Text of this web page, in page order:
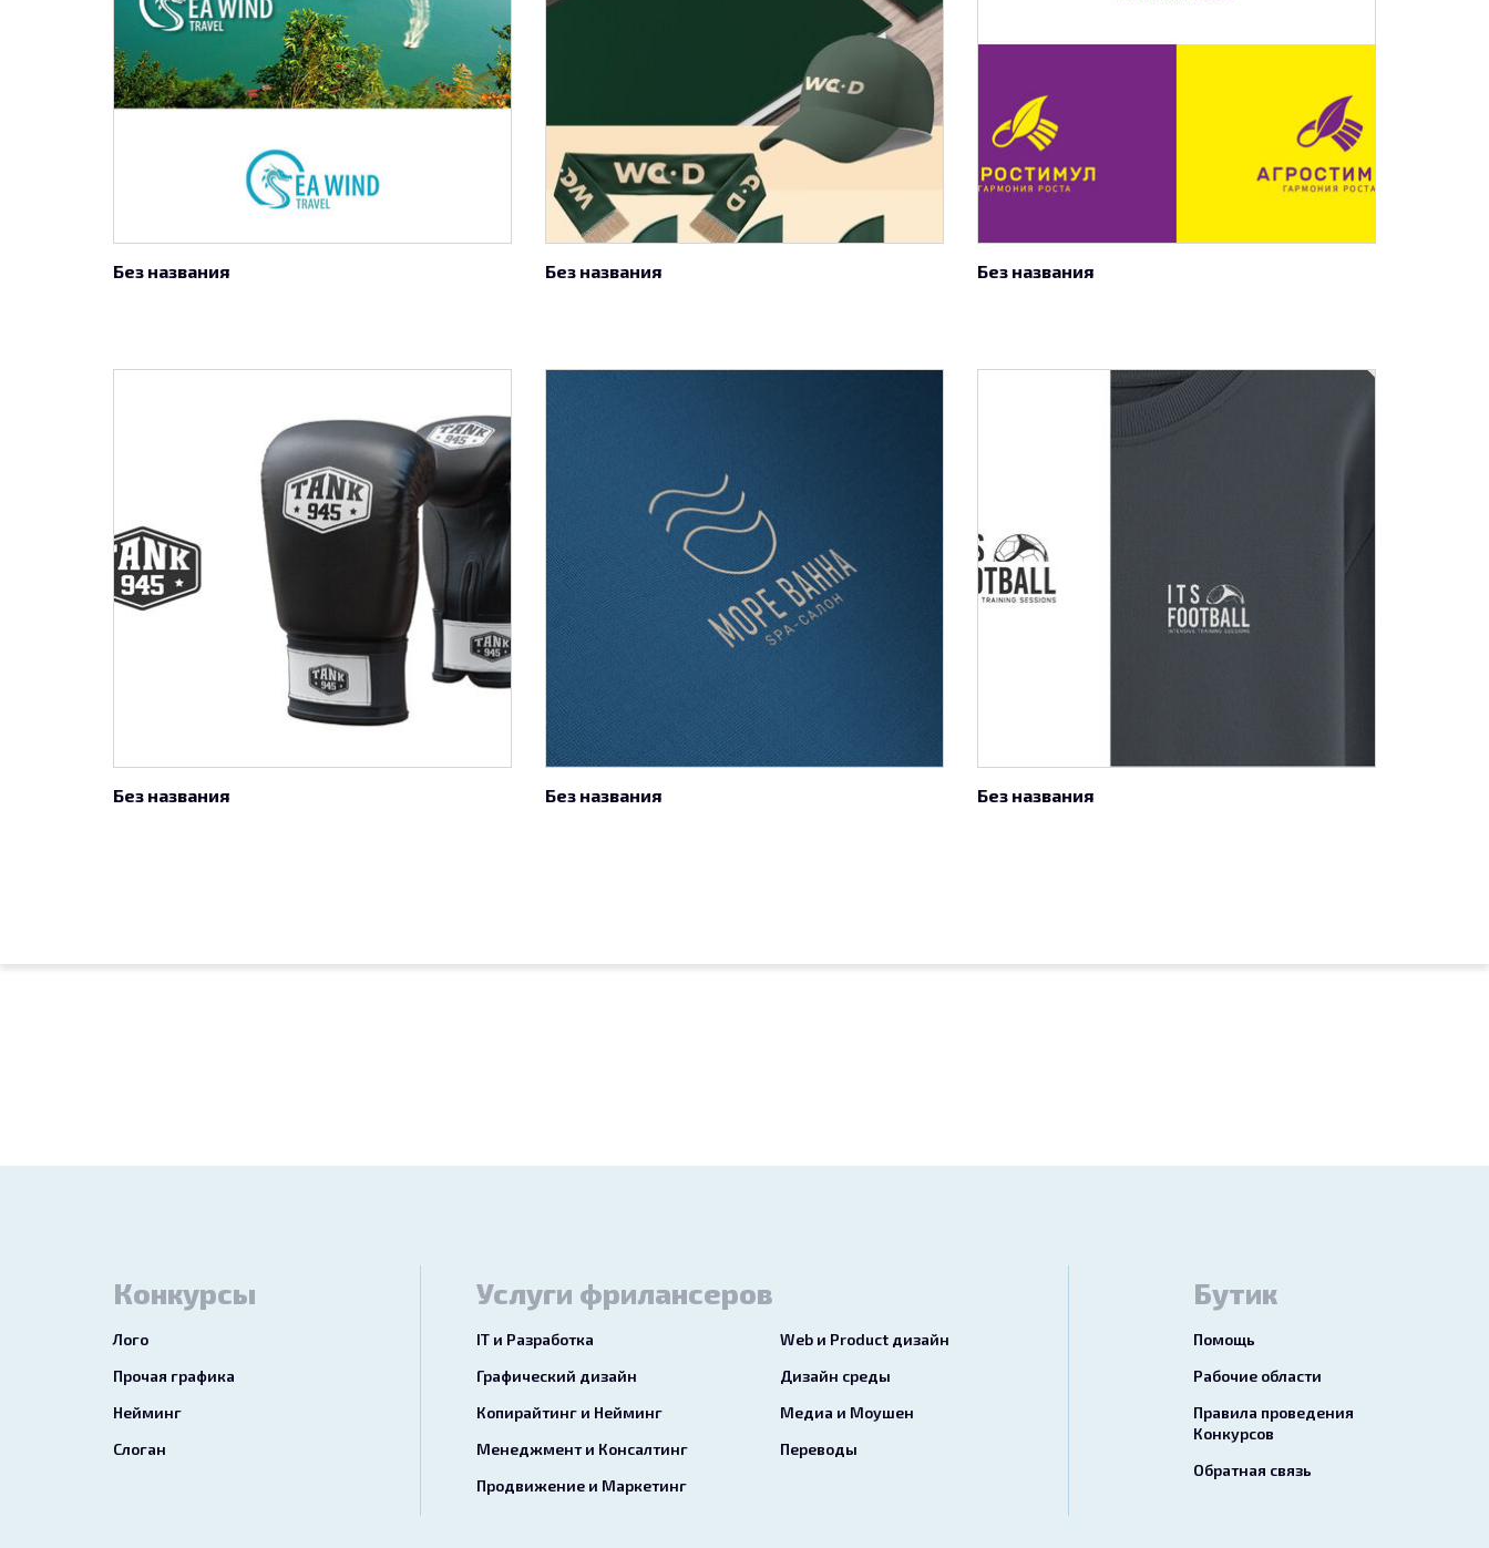
Без названия Без названия Без названия
Без названия Без названия Без названия
Конкурсы
Лого
Прочая графика
Нейминг
Слоган
Услуги фрилансеров
IT и Разработка
Web и Product дизайн
Графический дизайн
Дизайн среды
Копирайтинг и Нейминг
Медиа и Моушен
Менеджмент и Консалтинг
Переводы
Продвижение и Маркетинг
Бутик
Помощь
Рабочие области
Правила проведения
Конкурсов
Обратная связь